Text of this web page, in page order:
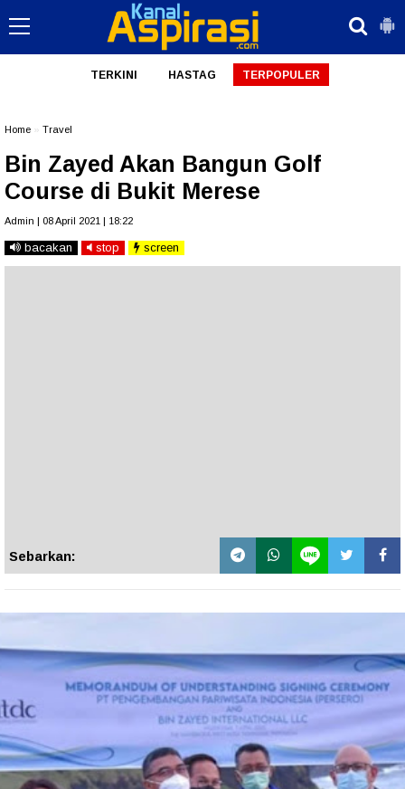
TERKINI HASTAG TERPOPULER
Home Travel
Bin Zayed Akan Bangun Golf
Course di Bukit Merese
Admin | 08 April 2021 | 18:22
bacakan stop screen
Sebarkan: